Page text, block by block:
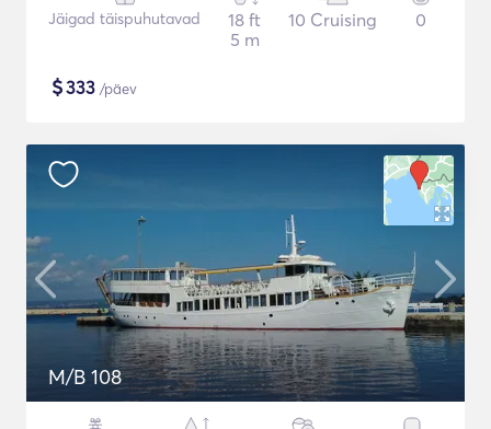
Jäigad täispuhutavad
18 ft
5 m
10 Cruising 0
$333 /päev
M/B 108